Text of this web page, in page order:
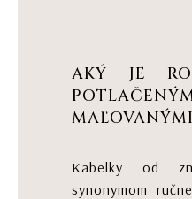
AKÝ JE
Kabelky od
synonymom